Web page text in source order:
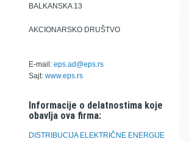
BALKANSKA 13
AKCIONARSKO DRUŠTVO
E-mail: eps.ad@eps.rs
Sajt: www.eps.rs
Informacije o delatnostima koje
obavlja ova firma:
DISTRIBUCIJA ELEKTRIČNE ENERGIJE